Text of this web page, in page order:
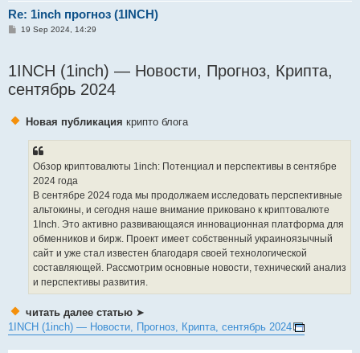
Re: 1inch прогноз (1INCH)
P19 Sep 2024, 14:29
1INCH (1inch) — Новости, Прогноз, Крипта,
сентябрь 2024
Новая публикация крипто блога
Обзор криптовалюты 1inch: Потенциал и перспективы в сентябре
2024 года
В сентябре 2024 года мы продолжаем исследовать перспективные
альтокины, и сегодня наше внимание приковано к криптовалюте
1Inch. Это активно развивающаяся инновационная платформа для
обменников и бирж. Проект имеет собственный украиноязычный
сайт и уже стал известен благодаря своей технологической
составляющей. Рассмотрим основные новости, технический анализ
и перспективы развития.
читать далее статью ➤
1INCH (1inch) — Новости, Прогноз, Крипта, сентябрь 2024